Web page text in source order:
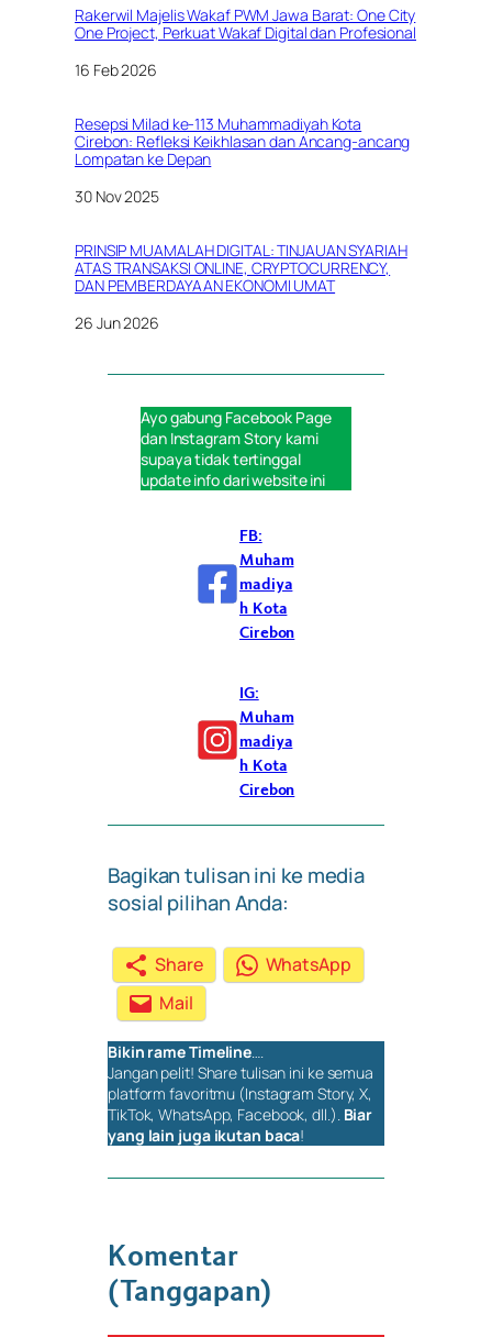
Rakerwil Majelis Wakaf PWM Jawa Barat: One City
One Project, Perkuat Wakaf Digital dan Profesional
Tanggal
16 Feb 2026
Resepsi Milad ke-113 Muhammadiyah Kota
Cirebon: Refleksi Keikhlasan dan Ancang-ancang
Lompatan ke Depan
Tanggal
30 Nov 2025
PRINSIP MUAMALAH DIGITAL: TINJAUAN SYARIAH
ATAS TRANSAKSI ONLINE, CRYPTOCURRENCY,
DAN PEMBERDAYAAN EKONOMI UMAT
Tanggal
26 Jun 2026
Ayo gabung Facebook Page
dan Instagram Story kami
supaya tidak tertinggal
update info dari website ini
FB:
Muham
madiya
h Kota
Cirebon
IG:
Muham
madiya
h Kota
Cirebon
Bagikan tulisan ini ke media
sosial pilihan Anda:
Share
WhatsApp
Mail
Bikin rameTimeline
Jangan pelit! Sharetulisan ini ke semua
platform favoritmu (Instagram Story, X,
TikTok, WhatsApp, Facebook, dll.). Biar
yang lain juga ikutan baca!
Komentar
(Tanggapan)